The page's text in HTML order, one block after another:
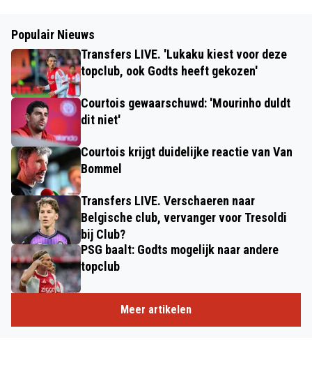
Populair Nieuws
Transfers LIVE. 'Lukaku kiest voor deze
topclub, ook Godts heeft gekozen'
Courtois gewaarschuwd: 'Mourinho duldt
dit niet'
Courtois krijgt duidelijke reactie van Van
Bommel
Transfers LIVE. Verschaeren naar
Belgische club, vervanger voor Tresoldi
bij Club?
PSG baalt: Godts mogelijk naar andere
topclub
Meer artikelen